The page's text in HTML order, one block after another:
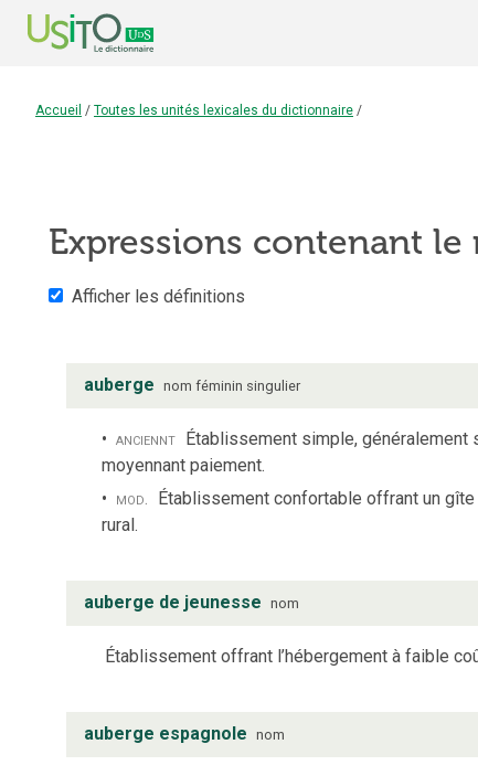
Accueil / Toutes les unités lexicales du dictionnaire /
Expressions contenant le
Afficher les définitions
auberge nom féminin singulier
anciennt Établissement simple, généralement
moyennant paiement.
mod. Établissement confortable offrant un
rural.
auberge de jeunesse nom
Établissement offrant l’hébergement à faible
auberge espagnole nom